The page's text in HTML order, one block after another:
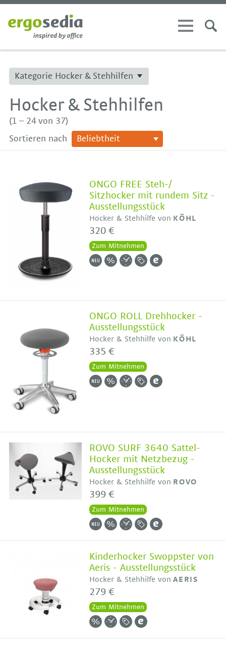
Kategorie Hocker & Stehhilfen
Hocker & Stehhilfen
(1 – 24 von 37)
Sortieren nach
ONGO FREE Steh-/
Sitzhocker mit rundem Sitz -
Ausstellungsstück
Hocker & Stehhilfe von KÖHL
320 €
Zum Mitnehmen
ONGO ROLL Drehhocker -
Ausstellungsstück
Hocker & Stehhilfe von KÖHL
335 €
Zum Mitnehmen
ROVO SURF 3640 Sattel-
Hocker mit Netzbezug -
Ausstellungsstück
Hocker & Stehhilfe von ROVO
399 €
Zum Mitnehmen
Kinderhocker Swoppster von
Aeris - Ausstellungsstück
Hocker & Stehhilfe vonAERIS
279 €
Zum Mitnehmen